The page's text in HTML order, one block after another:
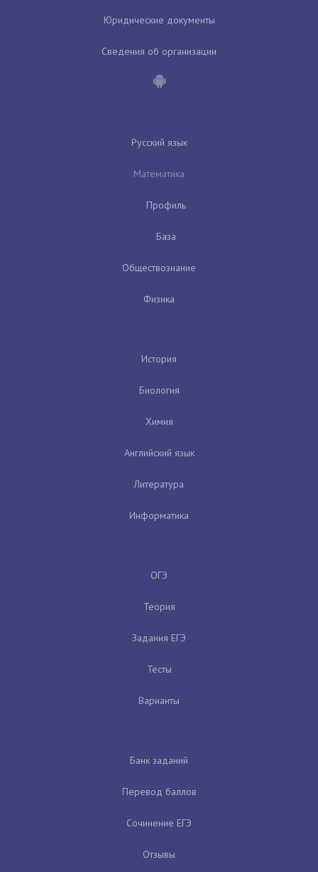
Юридические документы
Сведения об организации
Русский язык
Математика
Профиль
База
Обществознание
Физика
История
Биология
Химия
Английский язык
Литература
Информатика
ОГЭ
Теория
Задания ЕГЭ
Тесты
Варианты
Банк заданий
Перевод баллов
Сочинение ЕГЭ
Отзывы